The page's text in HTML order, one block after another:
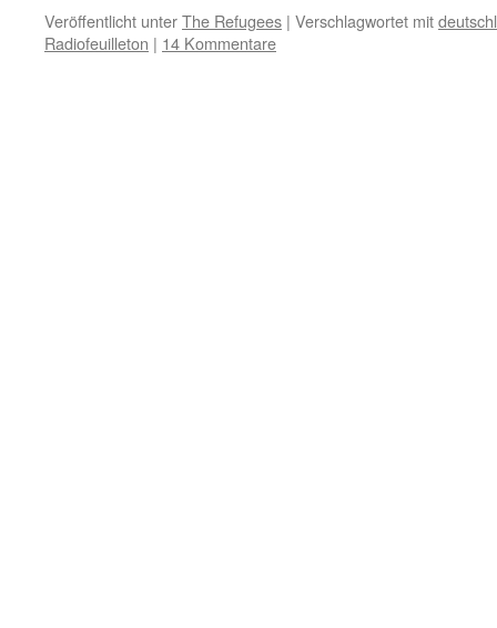
Veröffentlicht unterThe Refugees | Verschlagwortet mit
Radiofeuilleton | 14 Kommentare